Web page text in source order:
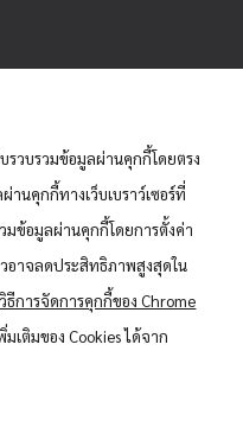
รวบรวมข้อมูลผ่านคุกกี้โดยตรง
นคุกกี้ทางเว็บเบราว์เซอร์ที่
มข้อมูลผ่านคุกกี้โดยการตั้งค่า
อาจลดประสิทธิภาพสูงสุดใน
ธีการจัดการคุกกี้ของ Chrome
เติมของ Cookies ได้จาก